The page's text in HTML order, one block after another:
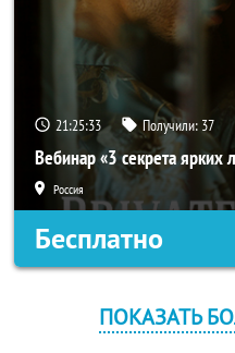
21:25:32 Получили: 37
Вебинар «3 секрета
Россия
Бесплатно
ПОКАЗАТЬ